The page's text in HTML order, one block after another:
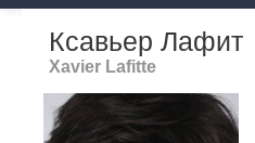
Ксавьер Лафит
Xavier Lafitte